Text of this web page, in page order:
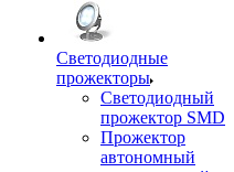
Светодиодные
прожекторы
Светодиодный
прожектор SMD
Прожектор
автономный